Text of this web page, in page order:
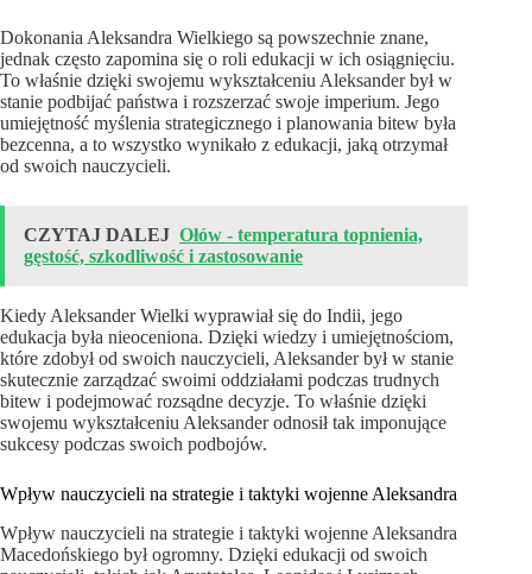
Dokonania Aleksandra Wielkiego są powszechnie znane,
jednak często zapomina się o roli edukacji w ich osiągnięciu.
To właśnie dzięki swojemu wykształceniu Aleksander był w
stanie podbijać państwa i rozszerzać swoje imperium. Jego
umiejętność myślenia strategicznego i planowania bitew była
bezcenna, a to wszystko wynikało z edukacji, jaką otrzymał
od swoich nauczycieli.
CZYTAJ DALEJ Ołów - temperatura topnienia,
gęstość, szkodliwość i zastosowanie
Kiedy Aleksander Wielki wyprawiał się do Indii, jego
edukacja była nieoceniona. Dzięki wiedzy i umiejętnościom,
które zdobył od swoich nauczycieli, Aleksander był w stanie
skutecznie zarządzać swoimi oddziałami podczas trudnych
bitew i podejmować rozsądne decyzje. To właśnie dzięki
swojemu wykształceniu Aleksander odnosił tak imponujące
sukcesy podczas swoich podbojów.
Wpływ nauczycieli na strategie i taktyki wojenne Aleksandra
Wpływ nauczycieli na strategie i taktyki wojenne Aleksandra
Macedońskiego był ogromny. Dzięki edukacji od swoich